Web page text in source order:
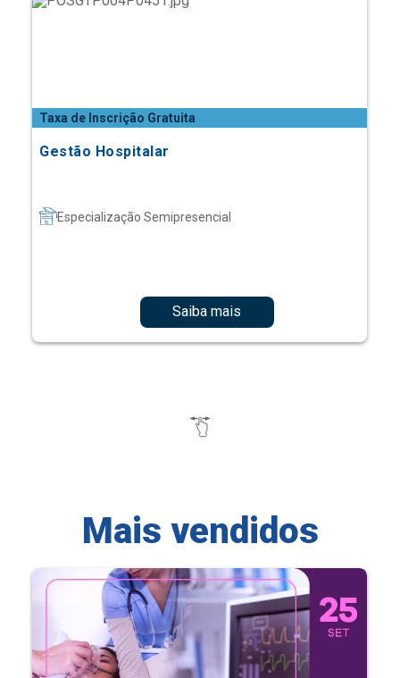
Taxa de Inscrição Gratuita
Gestão Hospitalar
Especialização Semipresencial
Saiba mais
Mais vendidos